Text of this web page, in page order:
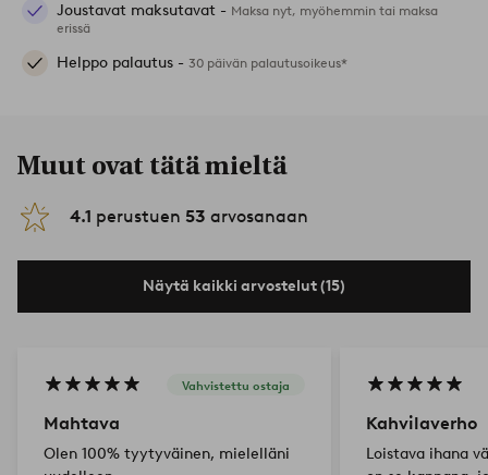
Joustavat maksutavat - Maksa nyt, myöhemmin tai maksa
erissä
Helppo palautus - 30 päivän palautusoikeus*
Muut ovat tätä mieltä
4.1 perustuen 53 arvosanaan
Näytä kaikki arvostelut (15)
Vahvistettu ostaja
Mahtava
Olen 100% tyytyväinen, mielelläni
Kahvilaverho
Loistava ihana